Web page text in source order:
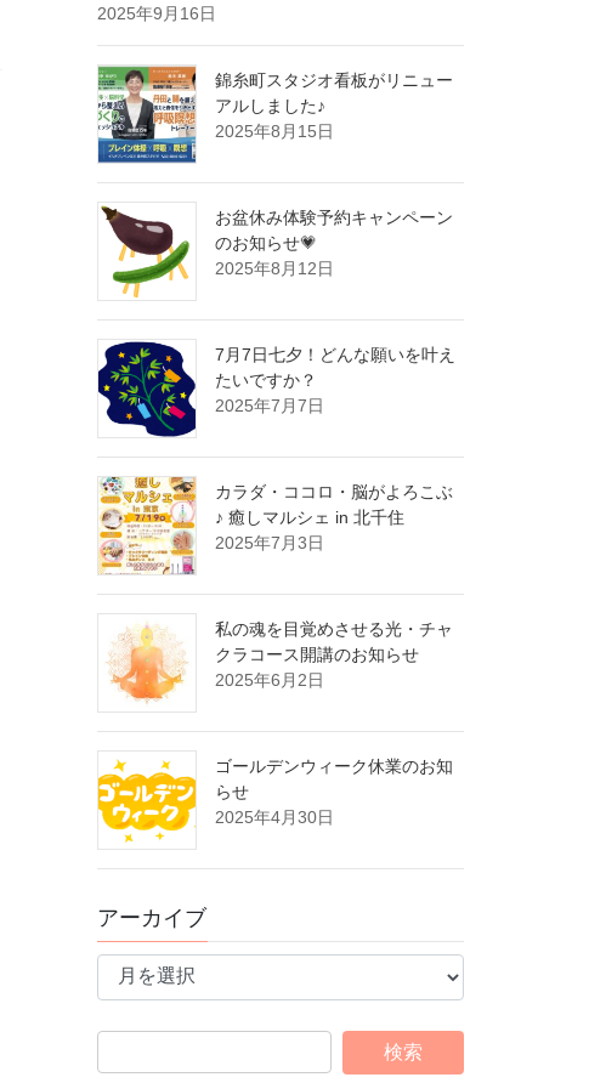
2025年9月16日
錦糸町スタジオ看板がリニュー
アルしました♪
2025年8月15日
お盆休み体験予約キャンペーン
のお知らせ💗
2025年8月12日
7月7日七夕！どんな願いを叶え
たいですか？
2025年7月7日
カラダ・ココロ・脳がよろこぶ
♪ 癒しマルシェ in 北千住
2025年7月3日
私の魂を目覚めさせる光・チャ
クラコース開講のお知らせ
2025年6月2日
ゴールデンウィーク休業のお知
らせ
2025年4月30日
アーカイブ
ア
ブ